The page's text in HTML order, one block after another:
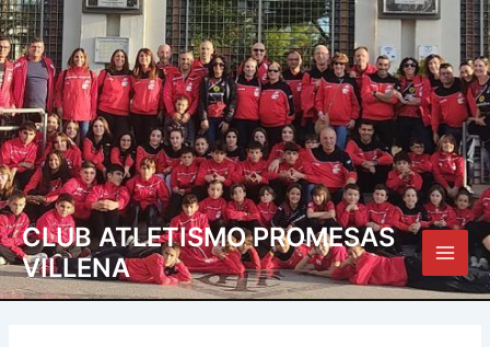
Ir
al
contenido
CLUB ATLETISMO PROMESAS
VILLENA
Main
Navegación
de
entradas